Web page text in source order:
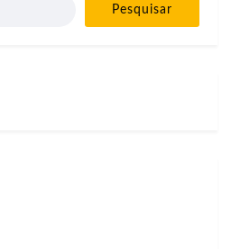
Pesquisar